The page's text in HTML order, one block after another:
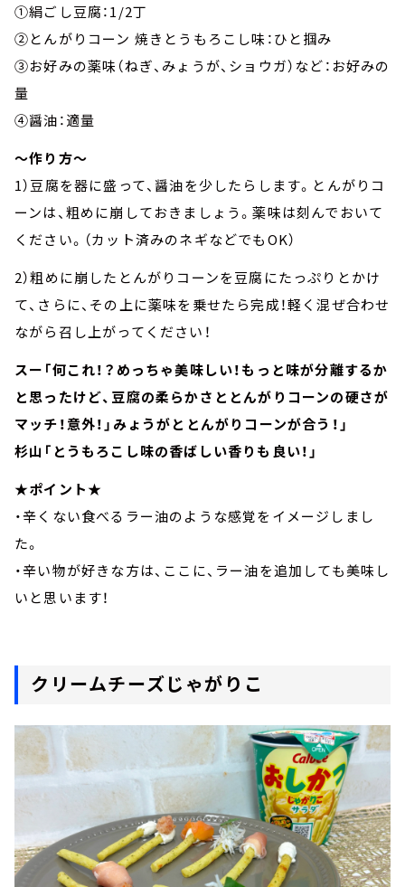
①絹ごし豆腐：1/2丁
②とんがりコーン 焼きとうもろこし味：ひと掴み
③お好みの薬味（ねぎ、みょうが、ショウガ）など：お好みの
量
④醤油：適量
～作り方～
1）豆腐を器に盛って、醤油を少したらします。とんがりコ
ーンは、粗めに崩しておきましょう。薬味は刻んでおいて
ください。（カット済みのネギなどでもOK）
2）粗めに崩したとんがりコーンを豆腐にたっぷりとかけ
て、さらに、その上に薬味を乗せたら完成！軽く混ぜ合わせ
ながら召し上がってください！
スー「何これ！？めっちゃ美味しい！もっと味が分離するか
と思ったけど、豆腐の柔らかさととんがりコーンの硬さが
マッチ！意外！」みょうがととんがりコーンが合う！」
杉山「とうもろこし味の香ばしい香りも良い！」
★ポイント★
・辛くない食べるラー油のような感覚をイメージしまし
た。
・辛い物が好きな方は、ここに、ラー油を追加しても美味し
いと思います！
クリームチーズじゃがりこ